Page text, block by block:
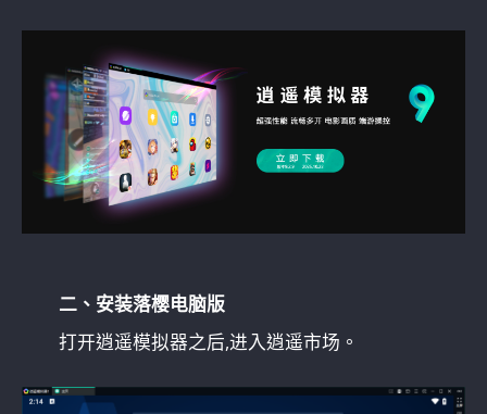
二、安装落樱电脑版
打开逍遥模拟器之后,进入逍遥市场。